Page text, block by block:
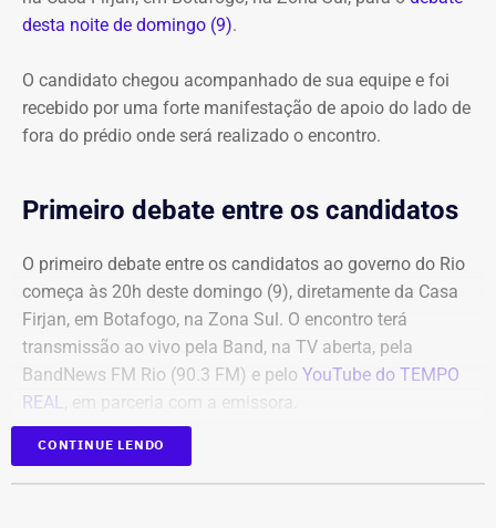
desta noite de domingo (9).
O candidato chegou acompanhado de sua equipe e foi
recebido por uma forte manifestação de apoio do lado de
fora do prédio onde será realizado o encontro.
Primeiro debate entre os candidatos
O primeiro debate entre os candidatos ao governo do Rio
começa às 20h deste domingo (9), diretamente da Casa
Firjan, em Botafogo, na Zona Sul. O encontro terá
transmissão ao vivo pela Band, na TV aberta, pela
BandNews FM Rio (90.3 FM) e pelo YouTube do TEMPO
REAL
, em parceria com a emissora.
Garotinho (Republicanos), Douglas Ruas (PL) e Willian
CONTINUE LENDO